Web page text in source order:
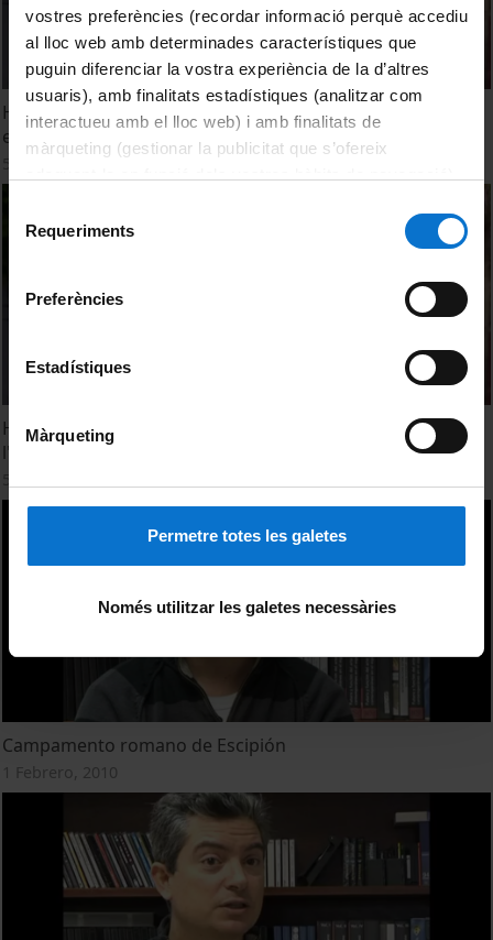
vostres preferències (recordar informació perquè accediu
al lloc web amb determinades característiques que
puguin diferenciar la vostra experiència de la d’altres
usuaris), amb finalitats estadístiques (analitzar com
interactueu amb el lloc web) i amb finalitats de
màrqueting (gestionar la publicitat que s’ofereix
consultar laPolítica de galetes del lloc web de la
Requeriments
Preferències
Estadístiques
Màrqueting
Permetre totes les galetes
Només utilitzar les galetes necessàries
Historiadores y físicos estudian el comercio de alimentos
en el Imperio Romano
5 Febrero, 2014
Historiadors i físics estudien el comerç d'aliments a
l'Imperi Romà
Campamento romano de Escipión
1 Febrero, 2010